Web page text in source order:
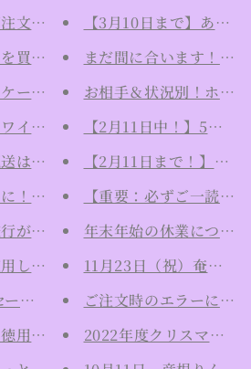
文承ります！
買うとチョコソースが付いてく
ーキが25％OFFですっ
イトデー限定ケーキご予約受付中
送はご利用いただけません」とエ
！ バレンタインギフト2月12日
がてらに！店頭受取限定のヴィ
した、ヴィーガン生チョコレート
ルで限定福袋を販売します！
用ローケーキご予約受付中！
【3月10日まで】あげ
まだ間に合います！ホ
お相手＆状況別！ホワ
【2月11日中！】5％
【2月11日まで！】バ
【重要：必ずご一読く
年末年始の休業について
11月23日（祝）奄美で
ご注文時のエラーにつ
2022年度クリスマスの